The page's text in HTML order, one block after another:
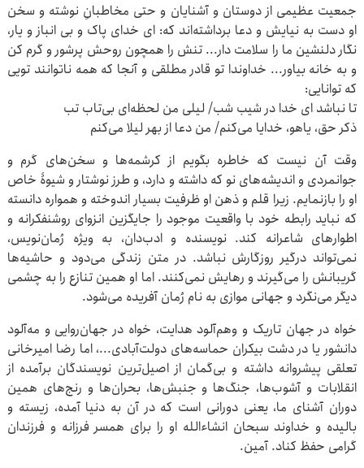
جمعیت عظیمی از دوستان و آشنایان و حتی مخاطبانِ نوشته و سخن
او دست به نیایش و دعا برداشته‌اند که: ای خدای پاک و بی انباز و یار،
نگار دلنشین ما را سلامت دار... تنش را همچون روحش پرشور و گرم کن
و به خانه بیاور... خداوندا تو قادر مطلقی و آنجا که همه ناتوانند تویی
که توانایی:
تا نباشد ای خدا در شیب شب/ لیلی من لحظه‌ای بی‌تاب تب
ذکر حق، یاهو، خدایا می‌کنم/ من دعا از بهر لیلا می‌کنم
وقت آن نیست که خاطره بگویم از کرشمه‌ها و سخن‌های گرم و
جوانمردی و اندیشه‌های نو که داشته و دارد، و طرز نوشتار و شیوۀ خاص
او را بازنمایم. زیرا قلم و ذهن او ظرفیت بسیار اندوخته و همواره دانسته
که نباید رابطه خود با واقعیت موجود را جایگزین انزوای روشنفکرانه و
اطوارهای شاعرانه کند. نویسنده و ادب‌دان، به ویژه رُمان‌نویس،
نمی‌تواند درگیر روزگارش نباشد. در متن زندگی می‌دود و حاشیه‌ها
گریبانش را می‌گیرند و رهایش نمی‌کنند. اما او همین تنازع را به چشمی
دیگر می‌نگرد و جهانی موازی به نام رُمان آفریده می‌شود.
خواه در جهان تاریک و وهم‌آلود هدایت، خواه در جهان‌روایی و مه‌آلود
دانشور یا در دشت بیکران حماسه‌های دولت‌آبادی...، اما رضا امیرخانی
تعلقی پیشروانه داشته و بی‌گمان از اصیل‌ترین نویسندگان برآمده از
انقلابات و آشوب‌ها، جنگ‌ها و جنبش‌ها، بحران‌ها و رنج‌های همین
دوران آشنای ما، یعنی دورانی است که در آن به دنیا آمده، زیسته و
بالیده و خداوند سبحان انشاءالله او را برای همسر فرزانه و فرزندان
گرامی حفظ کناد. آمین.